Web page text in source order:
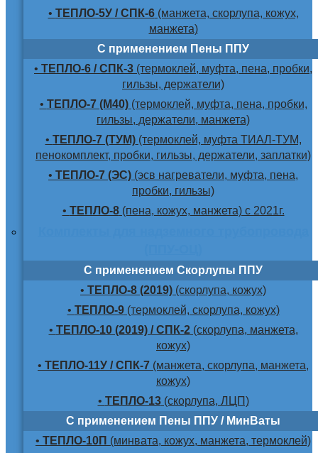
• ТЕПЛО-5У / СПК-6(манжета, скорлупа, кожух,
манжета)
С применением Пены ППУ
• ТЕПЛО-6 / СПК-3 (термоклей, муфта, пена, пробки,
гильзы, держатели)
• ТЕПЛО-7 (М40)(термоклей, муфта, пена, пробки,
гильзы, держатели, манжета)
• ТЕПЛО-7 (ТУМ)(термоклей, муфта ТИАЛ-ТУМ,
пенокомплект, пробки, гильзы, держатели, заплатки)
• ТЕПЛО-7 (ЭС) (эсв нагреватели, муфта, пена,
пробки, гильзы)
• ТЕПЛО-8(пена, кожух, манжета) с 2021г.
С применением Скорлупы ППУ
• ТЕПЛО-8 (2019) (скорлупа, кожух)
• ТЕПЛО-9(термоклей, скорлупа, кожух)
• ТЕПЛО-10 (2019) / СПК-2(скорлупа, манжета,
кожух)
• ТЕПЛО-11У / СПК-7 (манжета, скорлупа, манжета,
кожух)
• ТЕПЛО-13(скорлупа, ЛЦП)
С применением Пены ППУ / МинВаты
• ТЕПЛО-10П (минвата, кожух, манжета, термоклей)